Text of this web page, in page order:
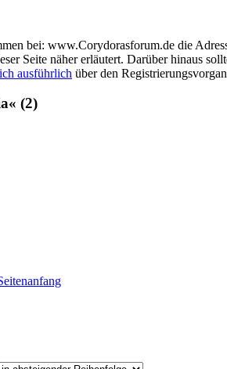
bei: www.Corydorasforum.de die
Seite näher erläutert. Darüber hinaus
ausführlich über den
(2)